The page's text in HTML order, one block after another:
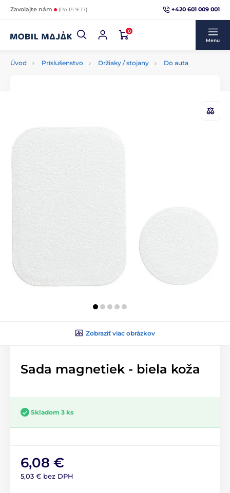
Zavolajte nám (Po-Pi 9-17) +420 601 009 001
0
Menu
Úvod Príslušenstvo Držiaky / stojany Do auta
Zobraziť viac obrázkov
Sada magnetiek - biela koža
Skladom 3 ks
6,08 €
5,03 € bez DPH